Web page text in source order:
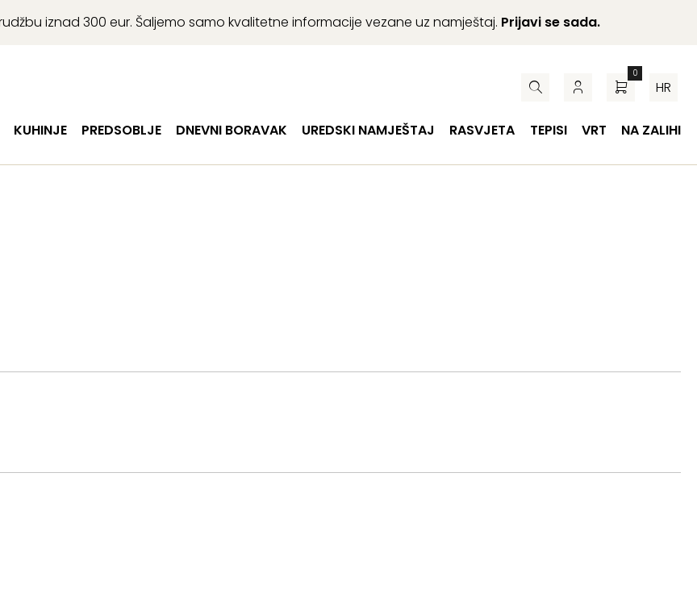
iznad 300 eur. Šaljemo samo kvalitetne informacije vezane uz namještaj. Prijavi se sada.
0
HR
KUHINJE PREDSOBLJE DNEVNI BORAVAK UREDSKI NAMJEŠTAJ RASVJETA TEPISI VRT NA ZALIHI